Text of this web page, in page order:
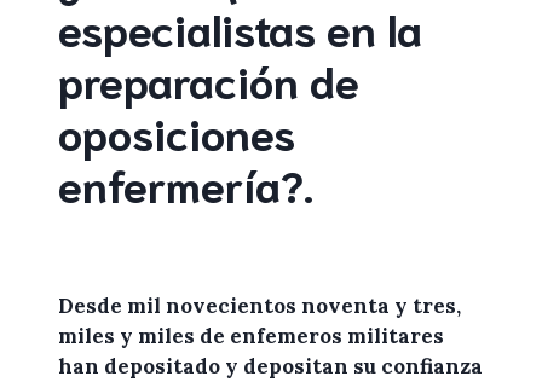
especialistas en la
preparación de
oposiciones
enfermería?.
Desde mil novecientos noventa y tres,
miles y miles de enfemeros militares
han depositado y depositan su confianza